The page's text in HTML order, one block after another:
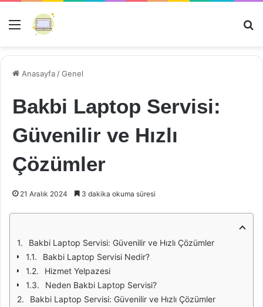
Menü
Anasayfa /Genel
Bakbi Laptop Servisi:
Güvenilir ve Hızlı
Çözümler
21 Aralık 2024 3 dakika okuma süresi
Bakbi Laptop Servisi: Güvenilir ve Hızlı Çözümler
Bakbi Laptop Servisi Nedir?
Hizmet Yelpazesi
Neden Bakbi Laptop Servisi?
Bakbi Laptop Servisi: Güvenilir ve Hızlı Çözümler